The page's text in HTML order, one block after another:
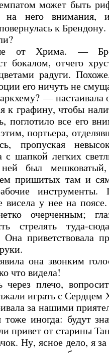
может быть
него внимания,
к Брендону.
Хрима. —
бокалом, отчего
радуги.
его ничуть не
— настаивала
к графину, чтобы
поглотило все его
портьера,
пропуская
с шапкой легких
был мешковатый,
пришитых там и
инструменты.
висела у нее на
очерченным;
стрелять туда-
Она приветствовала
она звонким
что видела!
плечо,
играть с Сердцем
за нашими
иногда: будут
привет от старины
Ну, ясное дело, я